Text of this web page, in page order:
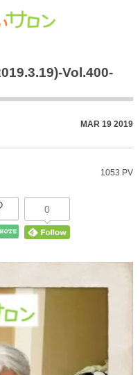
Vol.400-
MAR 19 2019
1053 PV
0